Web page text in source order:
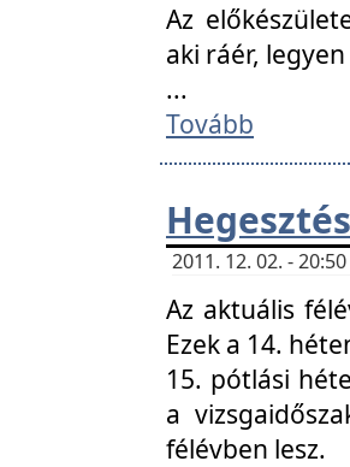
Az
aki ráér,
...
Tovább
2011. 12. 02. -
Az aktuális
Ezek a 14.
15. pótlási
a
félévben lesz.